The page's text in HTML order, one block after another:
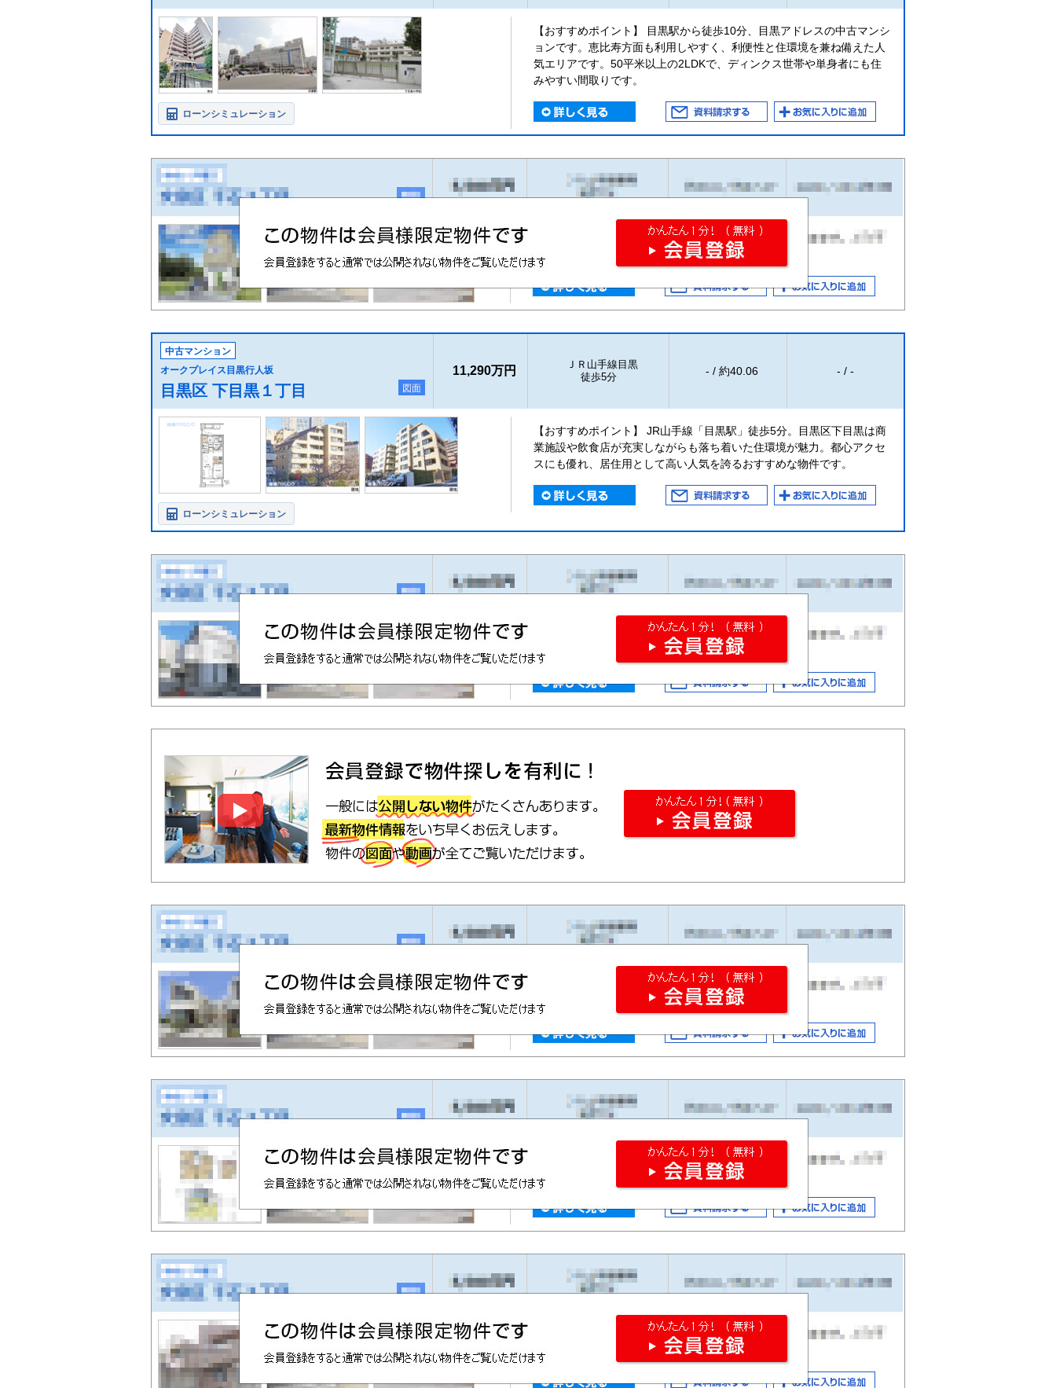
【おすすめポイント】 目黒駅から徒歩10分、目黒アドレスの中古マンシ
ョンです。恵比寿方面も利用しやすく、利便性と住環境を兼ね備えた人
気エリアです。50平米以上の2LDKで、ディンクス世帯や単身者にも住
みやすい間取りです。
ローンシミュレーション
中古マンション
オークプレイス目黒行人坂
目黒区 下目黒１丁目 図面
11,290万円
ＪＲ山手線目黒
徒歩5分
- / 約40.06 - / -
【おすすめポイント】 JR山手線「目黒駅」徒歩5分。目黒区下目黒は商
業施設や飲食店が充実しながらも落ち着いた住環境が魅力。都心アクセ
スにも優れ、居住用として高い人気を誇るおすすめな物件です。
ローンシミュレーション